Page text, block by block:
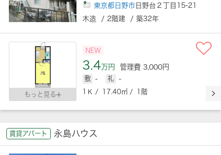
東京都日野市 日野台２丁目15-21
木造 / 2階建 / 築32年
もっと見る
NEW
3.4万円 管理費 3,000円
敷 - 礼
-
1Ｋ / 17.40㎡ / 1階
賃貸アパート 永島ハウス